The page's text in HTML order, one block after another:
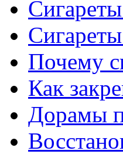
Почему
Как
Дорамы